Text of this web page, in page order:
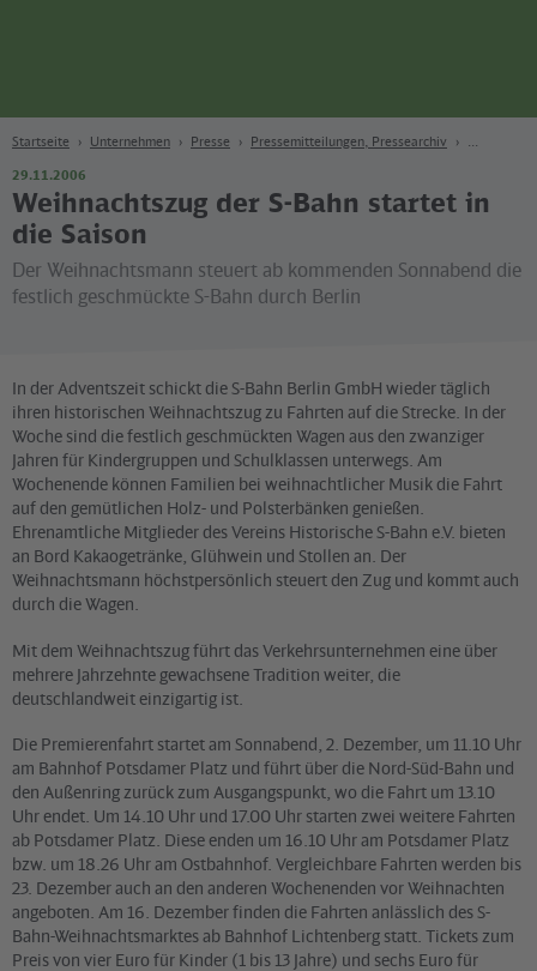
Startseite Unternehmen Presse Pressemitteilungen, Pressearchiv
29.11.2006
Weihnachtszug der S-Bahn startet in
die Saison
Der Weihnachtsmann steuert ab kommenden Sonnabend die
festlich geschmückte S-Bahn durch Berlin
In der Adventszeit schickt die S-Bahn Berlin GmbH wieder täglich
ihren historischen Weihnachtszug zu Fahrten auf die Strecke. In der
Woche sind die festlich geschmückten Wagen aus den zwanziger
Jahren für Kindergruppen und Schulklassen unterwegs. Am
Wochenende können Familien bei weihnachtlicher Musik die Fahrt
auf den gemütlichen Holz- und Polsterbänken genießen.
Ehrenamtliche Mitglieder des Vereins Historische S-Bahn e.V. bieten
an Bord Kakaogetränke, Glühwein und Stollen an. Der
Weihnachtsmann höchstpersönlich steuert den Zug und kommt auch
durch die Wagen.
Mit dem Weihnachtszug führt das Verkehrsunternehmen eine über
mehrere Jahrzehnte gewachsene Tradition weiter, die
deutschlandweit einzigartig ist.
Die Premierenfahrt startet am Sonnabend, 2. Dezember, um 11.10 Uhr
am Bahnhof Potsdamer Platz und führt über die Nord-Süd-Bahn und
den Außenring zurück zum Ausgangspunkt, wo die Fahrt um 13.10
Uhr endet. Um 14.10 Uhr und 17.00 Uhr starten zwei weitere Fahrten
ab Potsdamer Platz. Diese enden um 16.10 Uhr am Potsdamer Platz
bzw. um 18.26 Uhr am Ostbahnhof. Vergleichbare Fahrten werden bis
23. Dezember auch an den anderen Wochenenden vor Weihnachten
angeboten. Am 16. Dezember finden die Fahrten anlässlich des S-
Bahn-Weihnachtsmarktes ab Bahnhof Lichtenberg statt. Tickets zum
Preis von vier Euro für Kinder (1 bis 13 Jahre) und sechs Euro für